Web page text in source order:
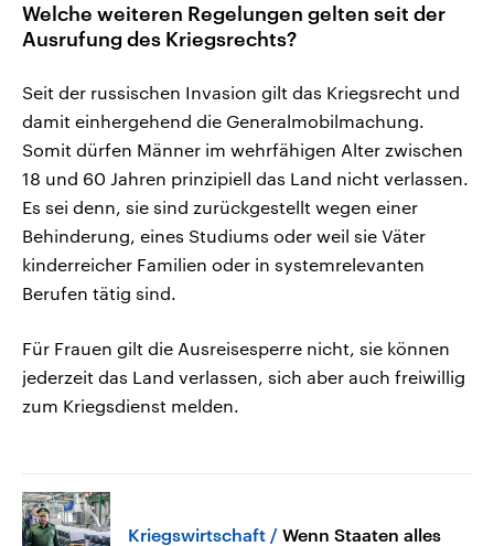
Welche weiteren Regelungen gelten seit der
Ausrufung des Kriegsrechts?
Seit der russischen Invasion gilt das Kriegsrecht und
damit einhergehend die Generalmobilmachung.
Somit dürfen Männer im wehrfähigen Alter zwischen
18 und 60 Jahren prinzipiell das Land nicht verlassen.
Es sei denn, sie sind zurückgestellt wegen einer
Behinderung, eines Studiums oder weil sie Väter
kinderreicher Familien oder in systemrelevanten
Berufen tätig sind.
Für Frauen gilt die Ausreisesperre nicht, sie können
jederzeit das Land verlassen, sich aber auch freiwillig
zum Kriegsdienst melden.
Kriegswirtschaft
Wenn Staaten alles